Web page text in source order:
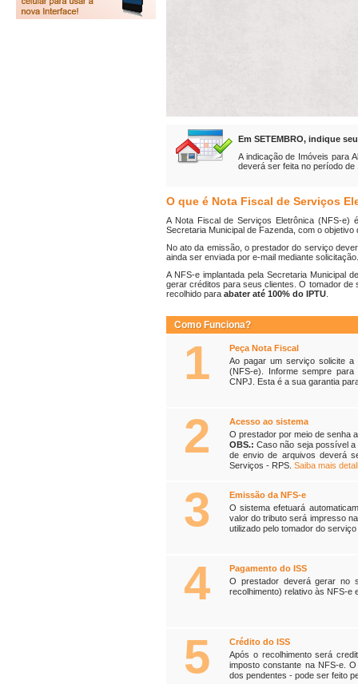
Em SETEMBRO, indique
A indicação de Imóveis para
deverá ser feita no período de
O que é Nota Fiscal de Serviços
A Nota Fiscal de Serviços Eletrônica (NFS-e)
Secretaria Municipal de Fazenda, com o
No ato da emissão, o prestador do serviço
ainda ser enviada por e-mail mediante solicitação.
A NFS-e implantada pela Secretaria Municipal
gerar créditos para seus clientes. O tomador
recolhido para abater até 100% do IPTU
Como Funciona?
1
Peça Nota Fiscal
Ao pagar um serviço solicite
(NFS-e). Informe sempre
CNPJ. Esta é a sua garantia
2
Acesso ao sistema
O prestador por meio de senha
OBS.: Caso não seja possível
de envio de arquivos deverá
Serviços - RPS. Saiba mais
3
Emissão da NFS-e
O sistema efetuará
valor do tributo será impresso
utilizado pelo tomador do
4
Pagamento do ISS
O prestador deverá gerar no
recolhimento) relativo às NFS-e
5
Crédito do ISS
Após o recolhimento será
imposto constante na NFS-e.
dos pendentes - pode ser feito